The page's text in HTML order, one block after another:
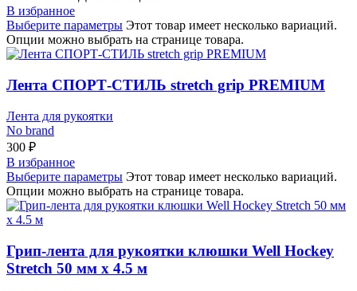
В избранное
Выберите параметры Этот товар имеет несколько вариаций.
Опции можно выбрать на странице товара.
Лента СПОРТ-СТИЛЬ stretch grip PREMIUM
Лента для рукоятки
No brand
300 ₽
В избранное
Выберите параметры Этот товар имеет несколько вариаций.
Опции можно выбрать на странице товара.
Грип-лента для рукоятки клюшки Well Hockey
Stretch 50 мм х 4.5 м